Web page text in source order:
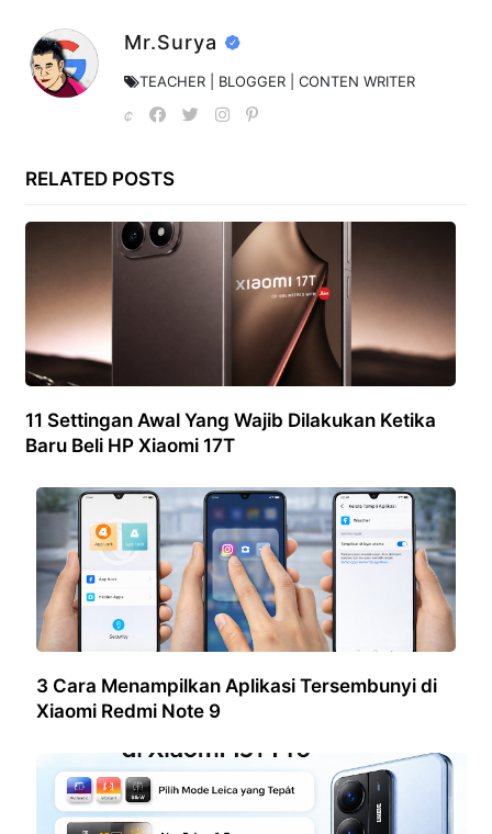
Mr.Surya
TEACHER | BLOGGER | CONTEN WRITER
RELATED POSTS
11 Settingan Awal Yang Wajib Dilakukan Ketika
Baru Beli HP Xiaomi 17T
3 Cara Menampilkan Aplikasi Tersembunyi di
Xiaomi Redmi Note 9